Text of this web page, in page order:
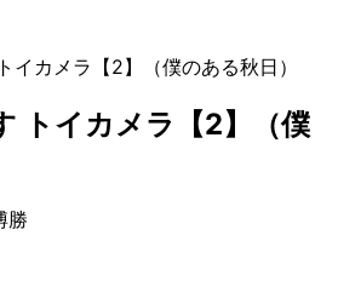
イカメラ【2】（僕のある秋日）
トイカメラ【2】（僕
勝